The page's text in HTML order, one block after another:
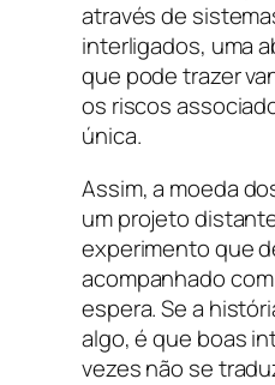
através de
interligados, uma
que pode trazer
os riscos
única.
Assim, a moeda
um projeto
experimento que
acompanhado
espera. Se a
algo, é que boas
vezes não se